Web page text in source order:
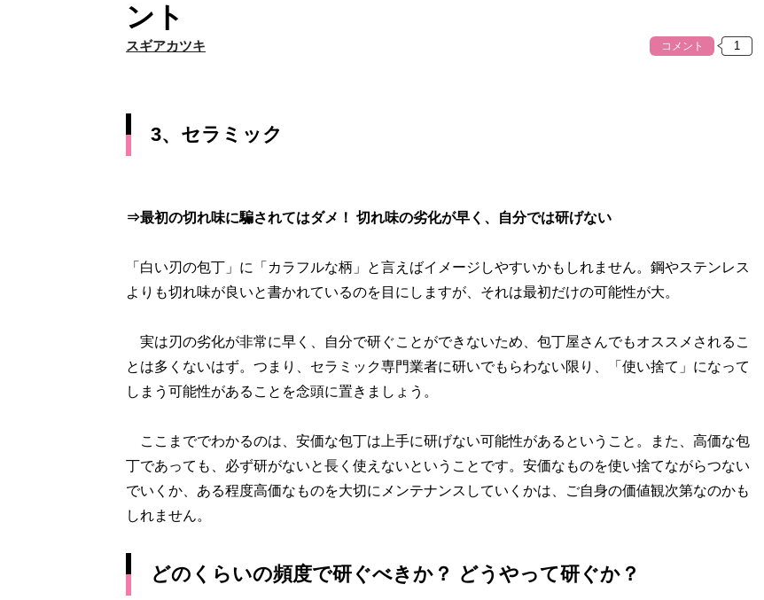
ント
スギアカツキ コメント
3、セラミック
⇒最初の切れ味に騙されてはダメ！ 切れ味の劣化が早く、自分では研げない
「白い刃の包丁」に「カラフルな柄」と言えばイメージしやすいかもしれません。鋼やステンレス
よりも切れ味が良いと書かれているのを目にしますが、それは最初だけの可能性が大。
実は刃の劣化が非常に早く、自分で研ぐことができないため、包丁屋さんでもオススメされるこ
とは多くないはず。つまり、セラミック専門業者に研いでもらわない限り、「使い捨て」になって
しまう可能性があることを念頭に置きましょう。
ここまででわかるのは、安価な包丁は上手に研げない可能性があるということ。また、高価な包
丁であっても、必ず研がないと長く使えないということです。安価なものを使い捨てながらつない
でいくか、ある程度高価なものを大切にメンテナンスしていくかは、ご自身の価値観次第なのかも
しれません。
どのくらいの頻度で研ぐべきか？ どうやって研ぐか？